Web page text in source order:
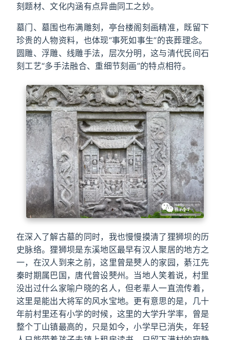
刻题材、文化内涵有点异曲同工之妙。
墓门、墓围也布满雕刻，亭台楼阁刻画精准，既留下
珍贵的人物资料，也体现“事死如事生”的丧葬理念。
圆雕、浮雕、线雕手法，层次分明，这与清代民间石
刻工艺“多手法融合、重细节刻画”的特点相符。
在深入了解古墓的同时，我也慢慢摸清了狸狮坝的历
史脉络。狸狮坝是东溪地区最早有汉人聚居的地方之
一，在汉人到来之前，这里曾是僰人的家园，綦江先
秦时期属巴国，唐代曾设僰州。当地人笑着说，村里
没出过什么家喻户晓的名人，但老辈人一直流传着，
这里是能出大将军的风水宝地。更有意思的是，几十
年前村里还有小学的时候，这里的大学升学率，曾是
整个丁山镇最高的，只是如今，小学早已消失，年轻